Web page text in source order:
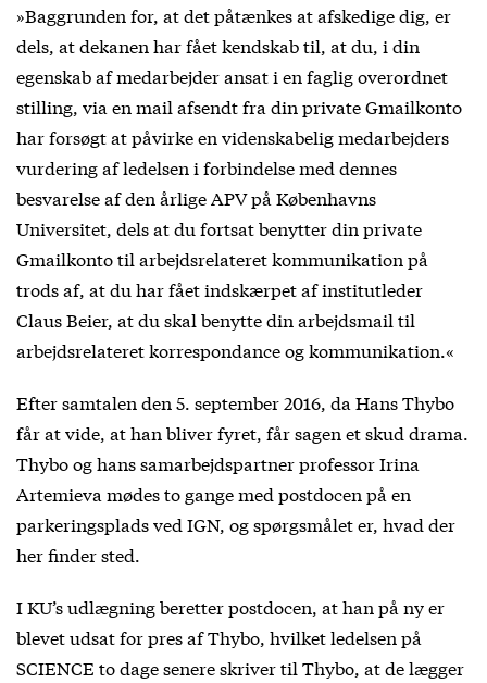
»Baggrunden for, at det påtænkes at afskedige dig, er
dels, at dekanen har fået kendskab til, at du, i din
egenskab af medarbejder ansat i en faglig overordnet
stilling, via en mail afsendt fra din private Gmailkonto
har forsøgt at påvirke en videnskabelig medarbejders
vurdering af ledelsen i forbindelse med dennes
besvarelse af den årlige APV på Københavns
Universitet, dels at du fortsat benytter din private
Gmailkonto til arbejdsrelateret kommunikation på
trods af, at du har fået indskærpet af institutleder
Claus Beier, at du skal benytte din arbejdsmail til
arbejdsrelateret korrespondance og kommunikation.«
Efter samtalen den 5. september 2016, da Hans Thybo
får at vide, at han bliver fyret, får sagen et skud drama.
Thybo og hans samarbejdspartner professor Irina
Artemieva mødes to gange med postdocen på en
parkeringsplads ved IGN, og spørgsmålet er, hvad der
her finder sted.
I KU’s udlægning beretter postdocen, at han på ny er
blevet udsat for pres af Thybo, hvilket ledelsen på
SCIENCE to dage senere skriver til Thybo, at de lægger